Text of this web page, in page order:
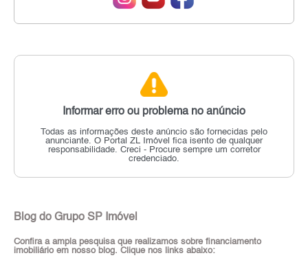
Informar erro ou problema no anúncio
Todas as informações deste anúncio são fornecidas pelo
anunciante. O Portal ZL Imóvel fica isento de qualquer
responsabilidade. Creci - Procure sempre um corretor
credenciado.
Blog do Grupo SP Imóvel
Confira a ampla pesquisa que realizamos sobre financiamento
imobiliário em nosso blog. Clique nos links abaixo: